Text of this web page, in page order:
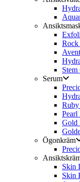
Rock
Serum
Pearl
Gold
Ögonkräm
Skin
Skin